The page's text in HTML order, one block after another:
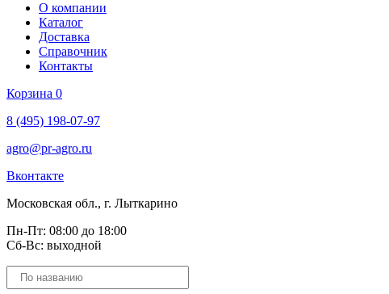
О компании
Каталог
Доставка
Справочник
Контакты
Корзина 0
8 (495) 198-07-97
agro@pr-agro.ru
Вконтакте
Московская обл., г. Лыткарино
Пн-Пт: 08:00 до 18:00
Сб-Вс: выходной
Поиск
товаров